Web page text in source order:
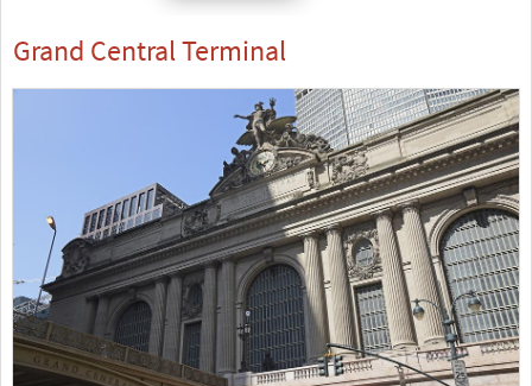
Grand Central Terminal